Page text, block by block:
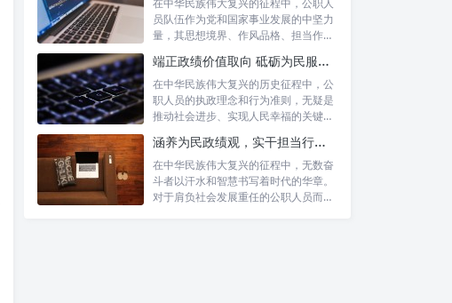
在中华民族伟大复兴的征程中，公职人
员队伍作为党和国家事业发展的中坚力
量，其思想境界、作风品格、担当作为
端正政绩价值取向 砥砺为民服务初心：新时代公仆的责任与担当
在中华民族伟大复兴的历史征程中，公
职人员的执政理念和行为准则，无疑是
推动社会进步、实现人民幸福的关键所
涵养为民政绩观，实干担当行稳致远：新时代公仆的价值坐标与实践航向
在中华民族伟大复兴的征程中，无数奋
斗者以汗水和智慧书写着时代的华章。
对于肩负社会发展重任的公职人员而